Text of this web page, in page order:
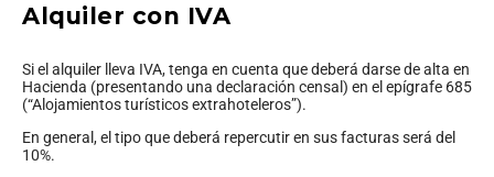
Alquiler con IVA
Si el alquiler lleva IVA, tenga en cuenta que deberá darse de alta en
Hacienda (presentando una declaración censal) en el epígrafe 685
(“Alojamientos turísticos extrahoteleros”).
En general, el tipo que deberá repercutir en sus facturas será del
10%.